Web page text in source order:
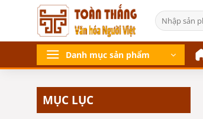
Tìm
kiếm:
Danh mục sản phẩm
MỤC LỤC